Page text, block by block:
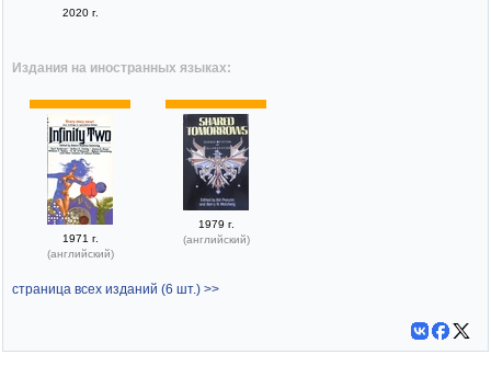
2020 г.
Издания на иностранных языках:
1971 г.
(английский)
1979 г.
(английский)
страница всех изданий (6 шт.) >>